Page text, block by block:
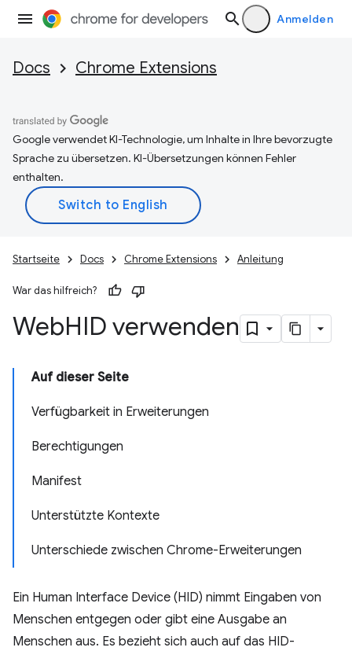
Anmelden
Docs Chrome Extensions
Google verwendet KI-Technologie, um Inhalte in Ihre bevorzugte
Sprache zu übersetzen. KI-Übersetzungen können Fehler
enthalten.
Startseite Docs Chrome Extensions Anleitung
War das hilfreich?
WebHID verwenden
Auf dieser Seite
Verfügbarkeit in Erweiterungen
Berechtigungen
Manifest
Unterstützte Kontexte
Unterschiede zwischen Chrome-Erweiterungen
Ein Human Interface Device (HID) nimmt Eingaben von
Menschen entgegen oder gibt eine Ausgabe an
Menschen aus. Es bezieht sich auch auf das HID-